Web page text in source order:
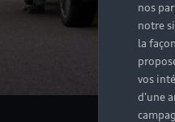
nos
notre
la
vos
d'une